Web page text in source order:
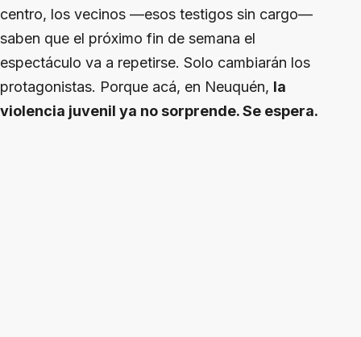
centro, los vecinos —esos testigos sin cargo—
saben que el próximo fin de semana el
espectáculo va a repetirse. Solo cambiarán los
protagonistas. Porque acá, en Neuquén, la
violencia juvenil ya no sorprende. Se espera.